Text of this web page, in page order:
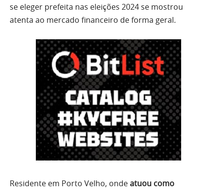
se eleger prefeita nas eleições 2024 se mostrou
atenta ao mercado financeiro de forma geral.
Residente em Porto Velho, ondeatuou como